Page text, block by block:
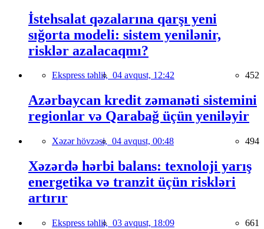
İstehsalat qəzalarına qarşı yeni
sığorta modeli: sistem yenilənir,
risklər azalacaqmı?
Ekspress təhlil, 04 avqust, 12:42 452
Azərbaycan kredit zəmanəti sistemini
regionlar və Qarabağ üçün yeniləyir
Xəzər hövzəsi, 04 avqust, 00:48 494
Xəzərdə hərbi balans: texnoloji yarış
energetika və tranzit üçün riskləri
artırır
Ekspress təhlil, 03 avqust, 18:09 661